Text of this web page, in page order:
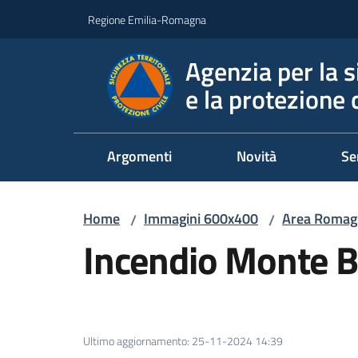
Regione Emilia-Romagna
Agenzia per la
e la protezione
Argomenti Novità
Home / Immagini 600x400 / Area
Incendio Monte
Ultimo aggiornamento: 25-11-2024 14:39